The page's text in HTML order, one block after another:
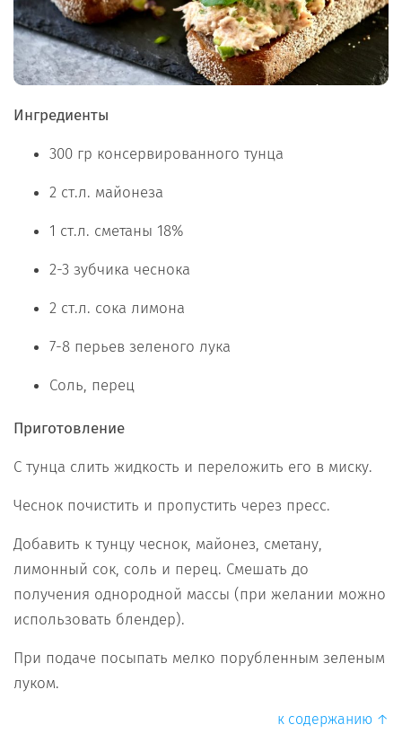
Ингредиенты
300 гр консервированного тунца
2 ст.л. майонеза
1 ст.л. сметаны 18%
2-3 зубчика чеснока
2 ст.л. сока лимона
7-8 перьев зеленого лука
Соль, перец
Приготовление
С тунца слить жидкость и переложить его в миску.
Чеснок почистить и пропустить через пресс.
Добавить к тунцу чеснок, майонез, сметану,
лимонный сок, соль и перец. Смешать до
получения однородной массы (при желании можно
использовать блендер).
При подаче посыпать мелко порубленным зеленым
луком.
к содержанию ↑